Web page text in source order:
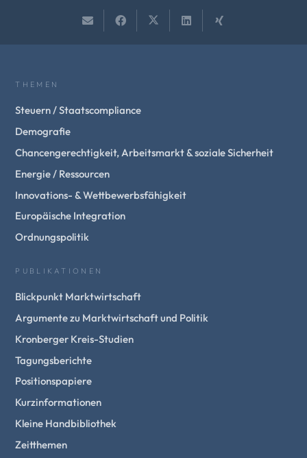
THEMEN
Steuern / Staatscompliance
Demografie
Chancengerechtigkeit, Arbeitsmarkt & soziale Sicherheit
Energie / Ressourcen
Innovations- & Wettbewerbsfähigkeit
Europäische Integration
Ordnungspolitik
PUBLIKATIONEN
Blickpunkt Marktwirtschaft
Argumente zu Marktwirtschaft und Politik
Kronberger Kreis-Studien
Tagungsberichte
Positionspapiere
Kurzinformationen
Kleine Handbibliothek
Zeitthemen